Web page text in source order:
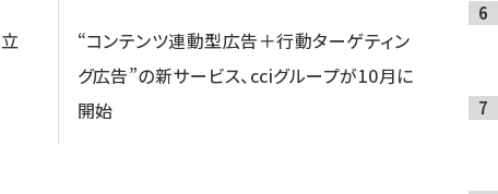
“コンテンツ連動型広告＋行動ターゲティン
グ広告”の新サービス、cciグループが10月に
開始